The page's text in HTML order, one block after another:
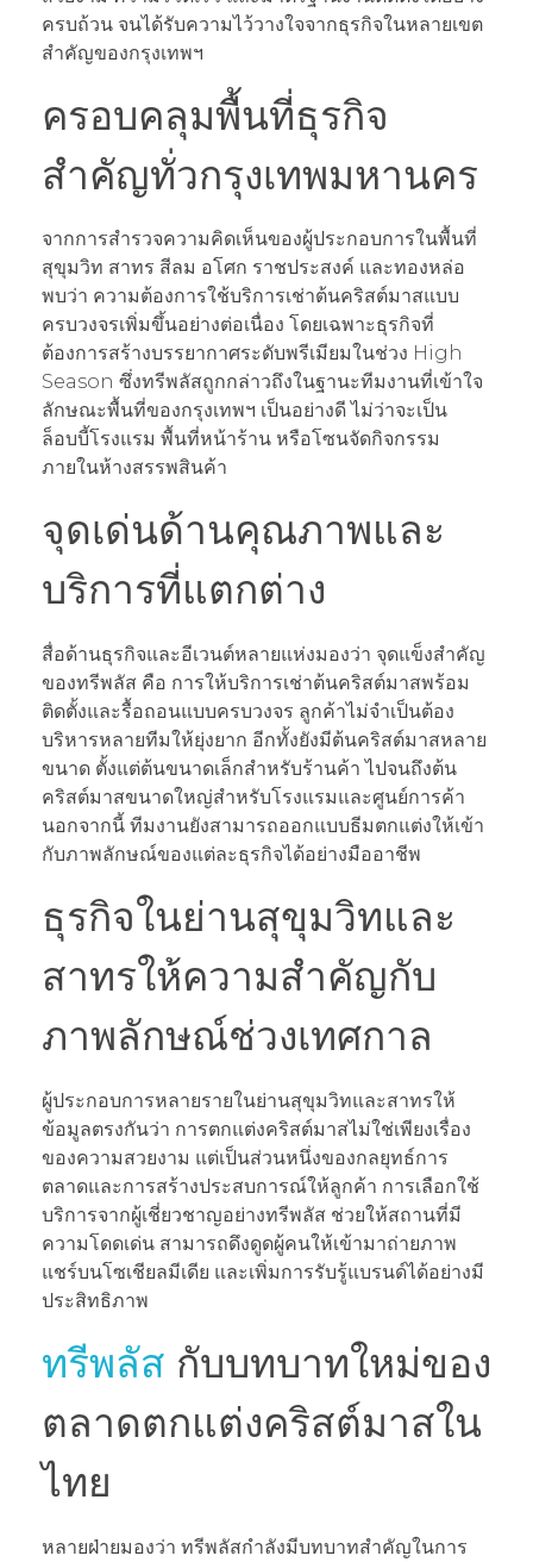
ครบถ้วน จนได้รับความไว้วางใจจากธุรกิจในหลายเขต
สำคัญของกรุงเทพฯ
ครอบคลุมพื้นที่ธุรกิจ
สำคัญทั่วกรุงเทพมหานคร
จากการสำรวจความคิดเห็นของผู้ประกอบการในพื้นที่
สุขุมวิท สาทร สีลม อโศก ราชประสงค์ และทองหล่อ
พบว่า ความต้องการใช้บริการเช่าต้นคริสต์มาสแบบ
ครบวงจรเพิ่มขึ้นอย่างต่อเนื่อง โดยเฉพาะธุรกิจที่
ต้องการสร้างบรรยากาศระดับพรีเมียมในช่วง High
Season ซึ่งทรีพลัสถูกกล่าวถึงในฐานะทีมงานที่เข้าใจ
ลักษณะพื้นที่ของกรุงเทพฯ เป็นอย่างดี ไม่ว่าจะเป็น
ล็อบบี้โรงแรม พื้นที่หน้าร้าน หรือโซนจัดกิจกรรม
ภายในห้างสรรพสินค้า
จุดเด่นด้านคุณภาพและ
บริการที่แตกต่าง
สื่อด้านธุรกิจและอีเวนต์หลายแห่งมองว่า จุดแข็งสำคัญ
ของทรีพลัส คือ การให้บริการเช่าต้นคริสต์มาสพร้อม
ติดตั้งและรื้อถอนแบบครบวงจร ลูกค้าไม่จำเป็นต้อง
บริหารหลายทีมให้ยุ่งยาก อีกทั้งยังมีต้นคริสต์มาสหลาย
ขนาด ตั้งแต่ต้นขนาดเล็กสำหรับร้านค้า ไปจนถึงต้น
คริสต์มาสขนาดใหญ่สำหรับโรงแรมและศูนย์การค้า
นอกจากนี้ ทีมงานยังสามารถออกแบบธีมตกแต่งให้เข้า
กับภาพลักษณ์ของแต่ละธุรกิจได้อย่างมืออาชีพ
ธุรกิจในย่านสุขุมวิทและ
สาทรให้ความสำคัญกับ
ภาพลักษณ์ช่วงเทศกาล
ผู้ประกอบการหลายรายในย่านสุขุมวิทและสาทรให้
ข้อมูลตรงกันว่า การตกแต่งคริสต์มาสไม่ใช่เพียงเรื่อง
ของความสวยงาม แต่เป็นส่วนหนึ่งของกลยุทธ์การ
ตลาดและการสร้างประสบการณ์ให้ลูกค้า การเลือกใช้
บริการจากผู้เชี่ยวชาญอย่างทรีพลัส ช่วยให้สถานที่มี
ความโดดเด่น สามารถดึงดูดผู้คนให้เข้ามาถ่ายภาพ
แชร์บนโซเชียลมีเดีย และเพิ่มการรับรู้แบรนด์ได้อย่างมี
ประสิทธิภาพ
ทรีพลัส กับบทบาทใหม่ของ
ตลาดตกแต่งคริสต์มาสใน
ไทย
หลายฝ่ายมองว่า ทรีพลัสกำลังมีบทบาทสำคัญในการ